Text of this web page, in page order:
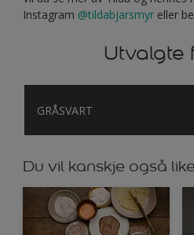
Instagram @tildabjarsmyr eller
Utvalgte
GRÅSVART
Du vil kanskje også like